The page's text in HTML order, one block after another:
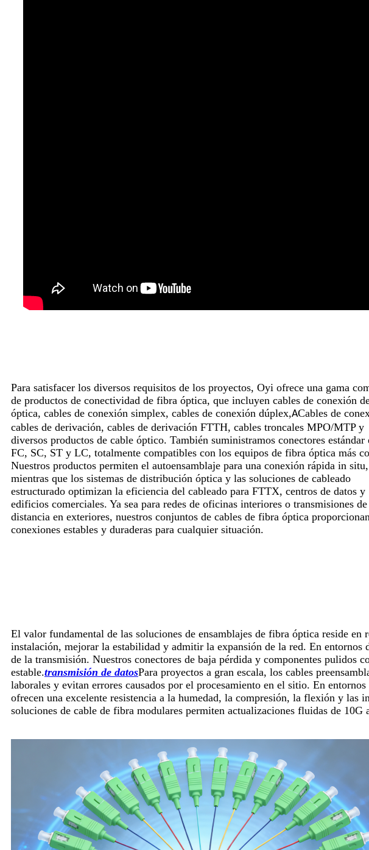
Para satisfacer los diversos requisitos de los proyectos, Oyi ofrece una gama
de productos de conectividad de fibra óptica, que incluyen cables de conexión
óptica, cables de conexión simplex, cables de conexión dúplex,ACables de
cables de derivación, cables de derivación FTTH, cables troncales MPO/MTP y
diversos productos de cable óptico. También suministramos conectores estándar
FC, SC, ST y LC, totalmente compatibles con los equipos de fibra óptica más
Nuestros productos permiten el autoensamblaje para una conexión rápida in situ,
mientras que los sistemas de distribución óptica y las soluciones de cableado
estructurado optimizan la eficiencia del cableado para FTTX, centros de datos y
edificios comerciales. Ya sea para redes de oficinas interiores o transmisiones
distancia en exteriores, nuestros conjuntos de cables de fibra óptica
conexiones estables y duraderas para cualquier situación.
El valor fundamental de las soluciones de ensamblajes de fibra óptica reside
instalación, mejorar la estabilidad y admitir la expansión de la red. En
de la transmisión. Nuestros conectores de baja pérdida y componentes pulidos
estable.transmisión de datosPara proyectos a gran escala, los cables
laborales y evitan errores causados ​​por el procesamiento en el sitio. En
ofrecen una excelente resistencia a la humedad, la compresión, la flexión y las
soluciones de cable de fibra modulares permiten actualizaciones fluidas de